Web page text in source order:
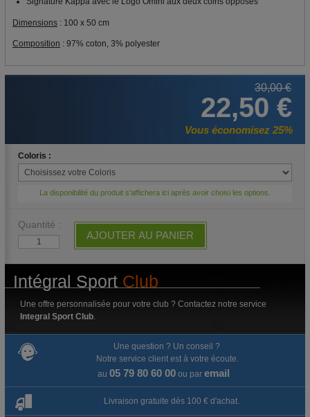
Dimensions : 100 x 50 cm
Composition : 97% coton, 3% polyester
30,00 €
22,50 €
Vous économisez 25%
Coloris :
La disponibilité du produit s'affichera ici après avoir choisi les options.
Quantité :
AJOUTER AU PANIER
Intégral Sport Club
Une offre personnalisée pour votre club ? Contactez notre service
Integral Sport Club
Une question ? Un conseil ?
Notre service client est à votre écoute.
au 05 79 80 60 00ou par email
Livraison gratuite dès 100 € d'achat.